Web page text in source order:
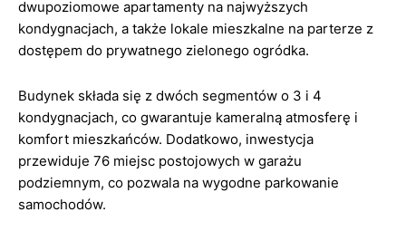
dwupoziomowe apartamenty na najwyższych
kondygnacjach, a także lokale mieszkalne na parterze z
dostępem do prywatnego zielonego ogródka.
Budynek składa się z dwóch segmentów o 3 i 4
kondygnacjach, co gwarantuje kameralną atmosferę i
komfort mieszkańców. Dodatkowo, inwestycja
przewiduje 76 miejsc postojowych w garażu
podziemnym, co pozwala na wygodne parkowanie
samochodów.